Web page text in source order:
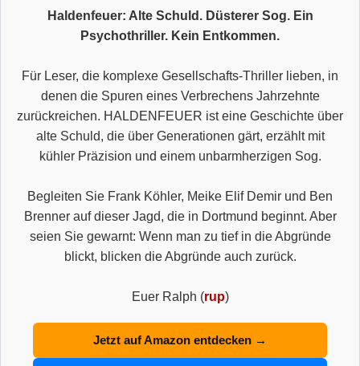
Haldenfeuer: Alte Schuld. Düsterer Sog. Ein
Psychothriller. Kein Entkommen.
Für Leser, die komplexe Gesellschafts-Thriller lieben, in
denen die Spuren eines Verbrechens Jahrzehnte
zurückreichen. HALDENFEUER ist eine Geschichte über
alte Schuld, die über Generationen gärt, erzählt mit
kühler Präzision und einem unbarmherzigen Sog.
Begleiten Sie Frank Köhler, Meike Elif Demir und Ben
Brenner auf dieser Jagd, die in Dortmund beginnt. Aber
seien Sie gewarnt: Wenn man zu tief in die Abgründe
blickt, blicken die Abgründe auch zurück.
Euer Ralph (rup)
Jetzt auf Amazon entdecken →